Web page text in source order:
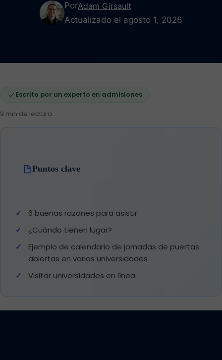
PorAdam Girsault
Actualizado el agosto 1, 2026
Escrito por un experto en admisiones
9 min de lectura
Puntos clave
6 buenas razones para asistir
¿Cuándo tienen lugar?
Ejemplo de calendario de jornadas de puertas
abiertas en varias universidades
Visitar universidades en línea